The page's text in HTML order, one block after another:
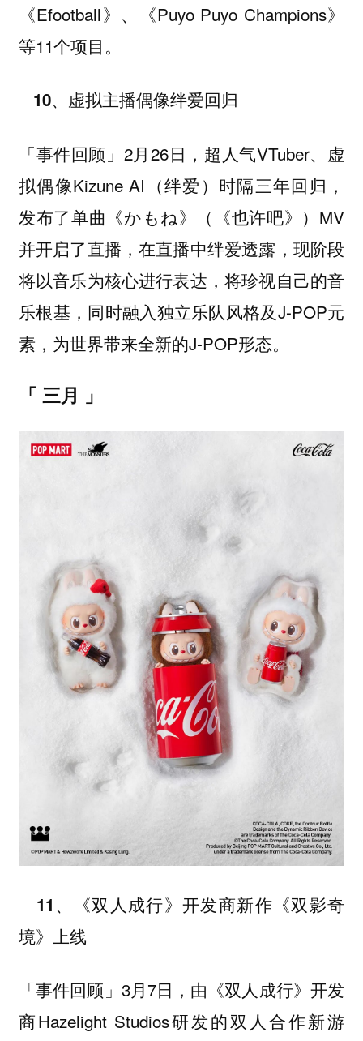
《Efootball》、《Puyo Puyo Champions》
等11个项目。
10、虚拟主播偶像绊爱回归
「事件回顾」 2月26日，超人气VTuber、虚
拟偶像Kizune AI（绊爱）时隔三年回归，
发布了单曲《かもね》（《也许吧》）MV
并开启了直播，在直播中绊爱透露，现阶段
将以音乐为核心进行表达，将珍视自己的音
乐根基，同时融入独立乐队风格及J-POP元
素，为世界带来全新的J-POP形态。
「 三月 」
11、《双人成行》开发商新作《双影奇
境》上线
「事件回顾」 3月7日，由《双人成行》开发
商Hazelight Studios研发的双人合作新游